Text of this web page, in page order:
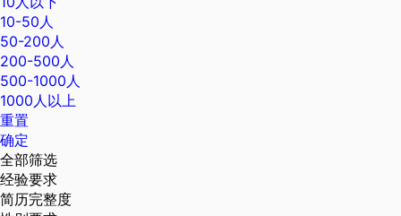
10-50人
50-200人
200-500人
500-1000人
1000人以上
重置
确定
全部筛选
经验要求
简历完整度